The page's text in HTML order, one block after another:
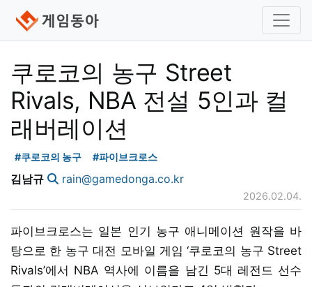
쿠로코의 농구 Street
Rivals, NBA 전설 5인과 컬
래버레이션
#쿠로코의 농구 #파이브크로스
김남규 rain@gamedonga.co.kr
2026.02.04.
파이브크로스는 일본 인기 농구 애니메이션 원작을 바
탕으로 한 농구 대전 모바일 게임 ‘쿠로코의 농구 Street
Rivals’에서 NBA 역사에 이름을 남긴 5대 레전드 선수